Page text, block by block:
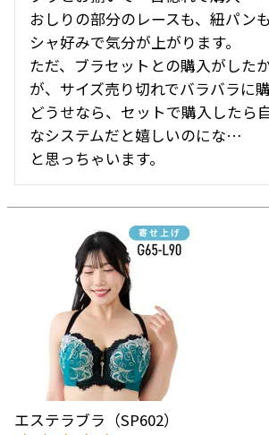
おしりの部分のレースも、紐パン
シャ好みで気分が上がります。
ただ、ブラセットとの購入がした
が、サイズ売り切れでバラバラに購
どうせなら、セットで購入したら
なシステムだと嬉しいのにな…
と思っちゃいます。
エステラブラ（SP602）